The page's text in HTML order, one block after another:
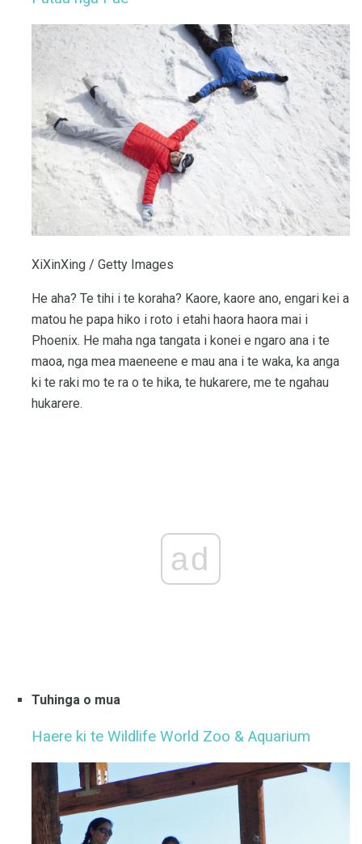
XiXinXing / Getty Images
He aha? Te tihi i te koraha? Kaore, kaore ano, engari kei a
matou he papa hiko i roto i etahi haora haora mai i
Phoenix. He maha nga tangata i konei e ngaro ana i te
maoa, nga mea maeneene e mau ana i te waka, ka anga
ki te raki mo te ra o te hika, te hukarere, me te ngahau
hukarere.
ad
Tuhinga o mua
Haere ki te Wildlife World Zoo & Aquarium